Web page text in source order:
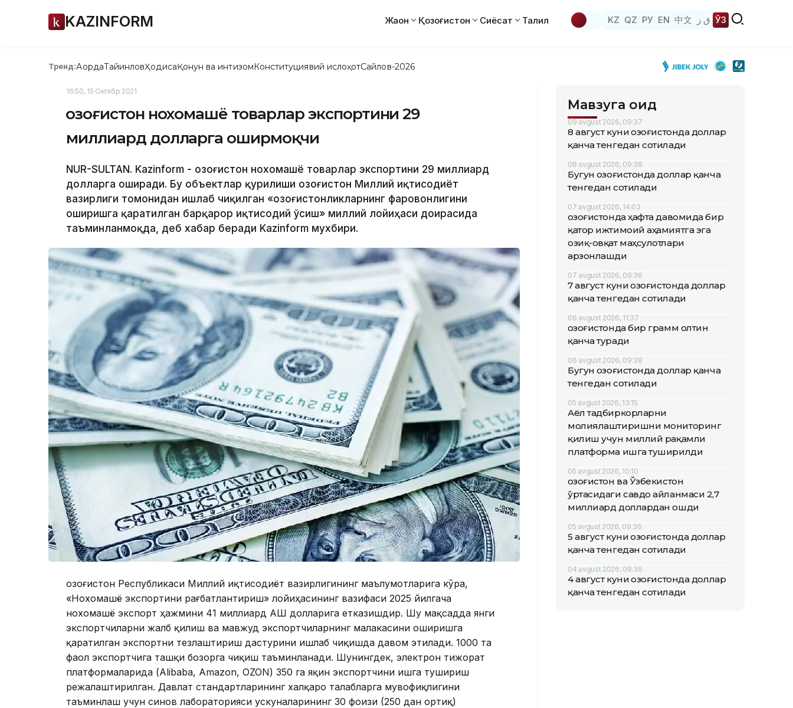
KAZINFORM Жаҳон Қозоғистон Сиёсат Таҳлил KZ QZ РУ EN 中文 ق ز ЎЗ
Тренд:АқордаТайинловҲодисаҚонун ва интизомКонституциявий ислоҳотСайлов-2026
16:50, 15 Октябр 2021
Қозоғистон нохомашё товарлар экспортини 29
миллиард долларга оширмоқчи
NUR-SULTAN. Kazinform - Қозоғистон нохомашё товарлар экспортини 29 миллиард
долларга оширади. Бу объектлар қурилиши Қозоғистон Миллий иқтисодиёт
вазирлиги томонидан ишлаб чиқилган «Қозоғистонликларнинг фаровонлигини
оширишга қаратилган барқарор иқтисодий ўсиш» миллий лойиҳаси доирасида
таъминланмоқда, деб хабар беради Kazinform мухбири.
Қозоғистон Республикаси Миллий иқтисодиёт вазирлигининг маълумотларига кўра,
«Нохомашё экспортини рағбатлантириш» лойиҳасининг вазифаси 2025 йилгача
нохомашё экспорт ҳажмини 41 миллиард AҚШ долларига етказишдир. Шу мақсадда янги
экспортчиларни жалб қилиш ва мавжуд экспортчиларнинг малакасини оширишга
қаратилган экспортни тезлаштириш дастурини ишлаб чиқишда давом этилади. 1000 та
фаол экспортчига ташқи бозорга чиқиш таъминланади. Шунингдек, электрон тижорат
платформаларида (Alibaba, Amazon, ОZON) 350 га яқин экспортчини ишга тушириш
режалаштирилган. Давлат стандартларининг халқаро талабларга мувофиқлигини
таъминлаш учун синов лабораторияси ускуналарининг 30 фоизи (250 дан ортиқ)
Мавзуга оид
09 avgust 2026, 09:37
8 август куни Қозоғистонда доллар
қанча тенгедан сотилади
08 avgust 2026, 09:38
Бугун Қозоғистонда доллар қанча
тенгедан сотилади
07 avgust 2026, 14:03
Қозоғистонда ҳафта давомида бир
қатор ижтимоий аҳамиятга эга
озиқ-овқат маҳсулотлари
арзонлашди
07 avgust 2026, 09:36
7 август куни Қозоғистонда доллар
қанча тенгедан сотилади
06 avgust 2026, 11:37
Қозоғистонда бир грамм олтин
қанча туради
06 avgust 2026, 09:38
Бугун Қозоғистонда доллар қанча
тенгедан сотилади
05 avgust 2026, 13:15
Аёл тадбиркорларни
молиялаштиришни мониторинг
қилиш учун миллий рақамли
платформа ишга туширилди
05 avgust 2026, 10:10
Қозоғистон ва Ўзбекистон
ўртасидаги савдо айланмаси 2,7
миллиард доллардан ошди
05 avgust 2026, 09:36
5 август куни Қозоғистонда доллар
қанча тенгедан сотилади
04 avgust 2026, 09:36
4 август куни Қозоғистонда доллар
қанча тенгедан сотилади